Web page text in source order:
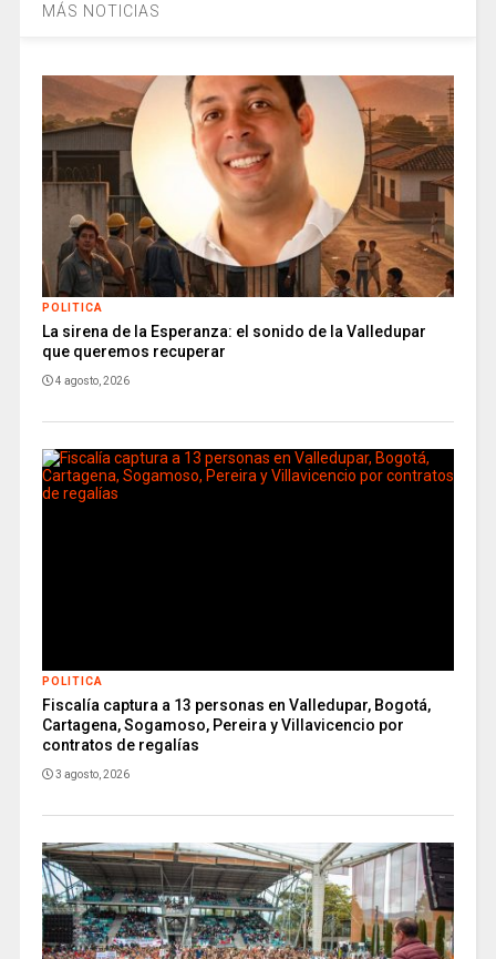
MÁS NOTICIAS
POLITICA
La sirena de la Esperanza: el sonido de la Valledupar
que queremos recuperar
4 agosto, 2026
POLITICA
Fiscalía captura a 13 personas en Valledupar, Bogotá,
Cartagena, Sogamoso, Pereira y Villavicencio por
contratos de regalías
3 agosto, 2026